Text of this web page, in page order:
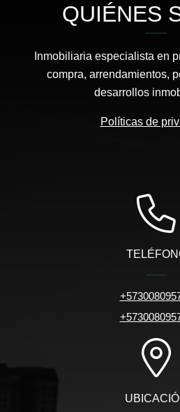
QUIÉNES
Inmobiliaria especialista en
compra, arrendamientos,
desarrollos
Políticas de